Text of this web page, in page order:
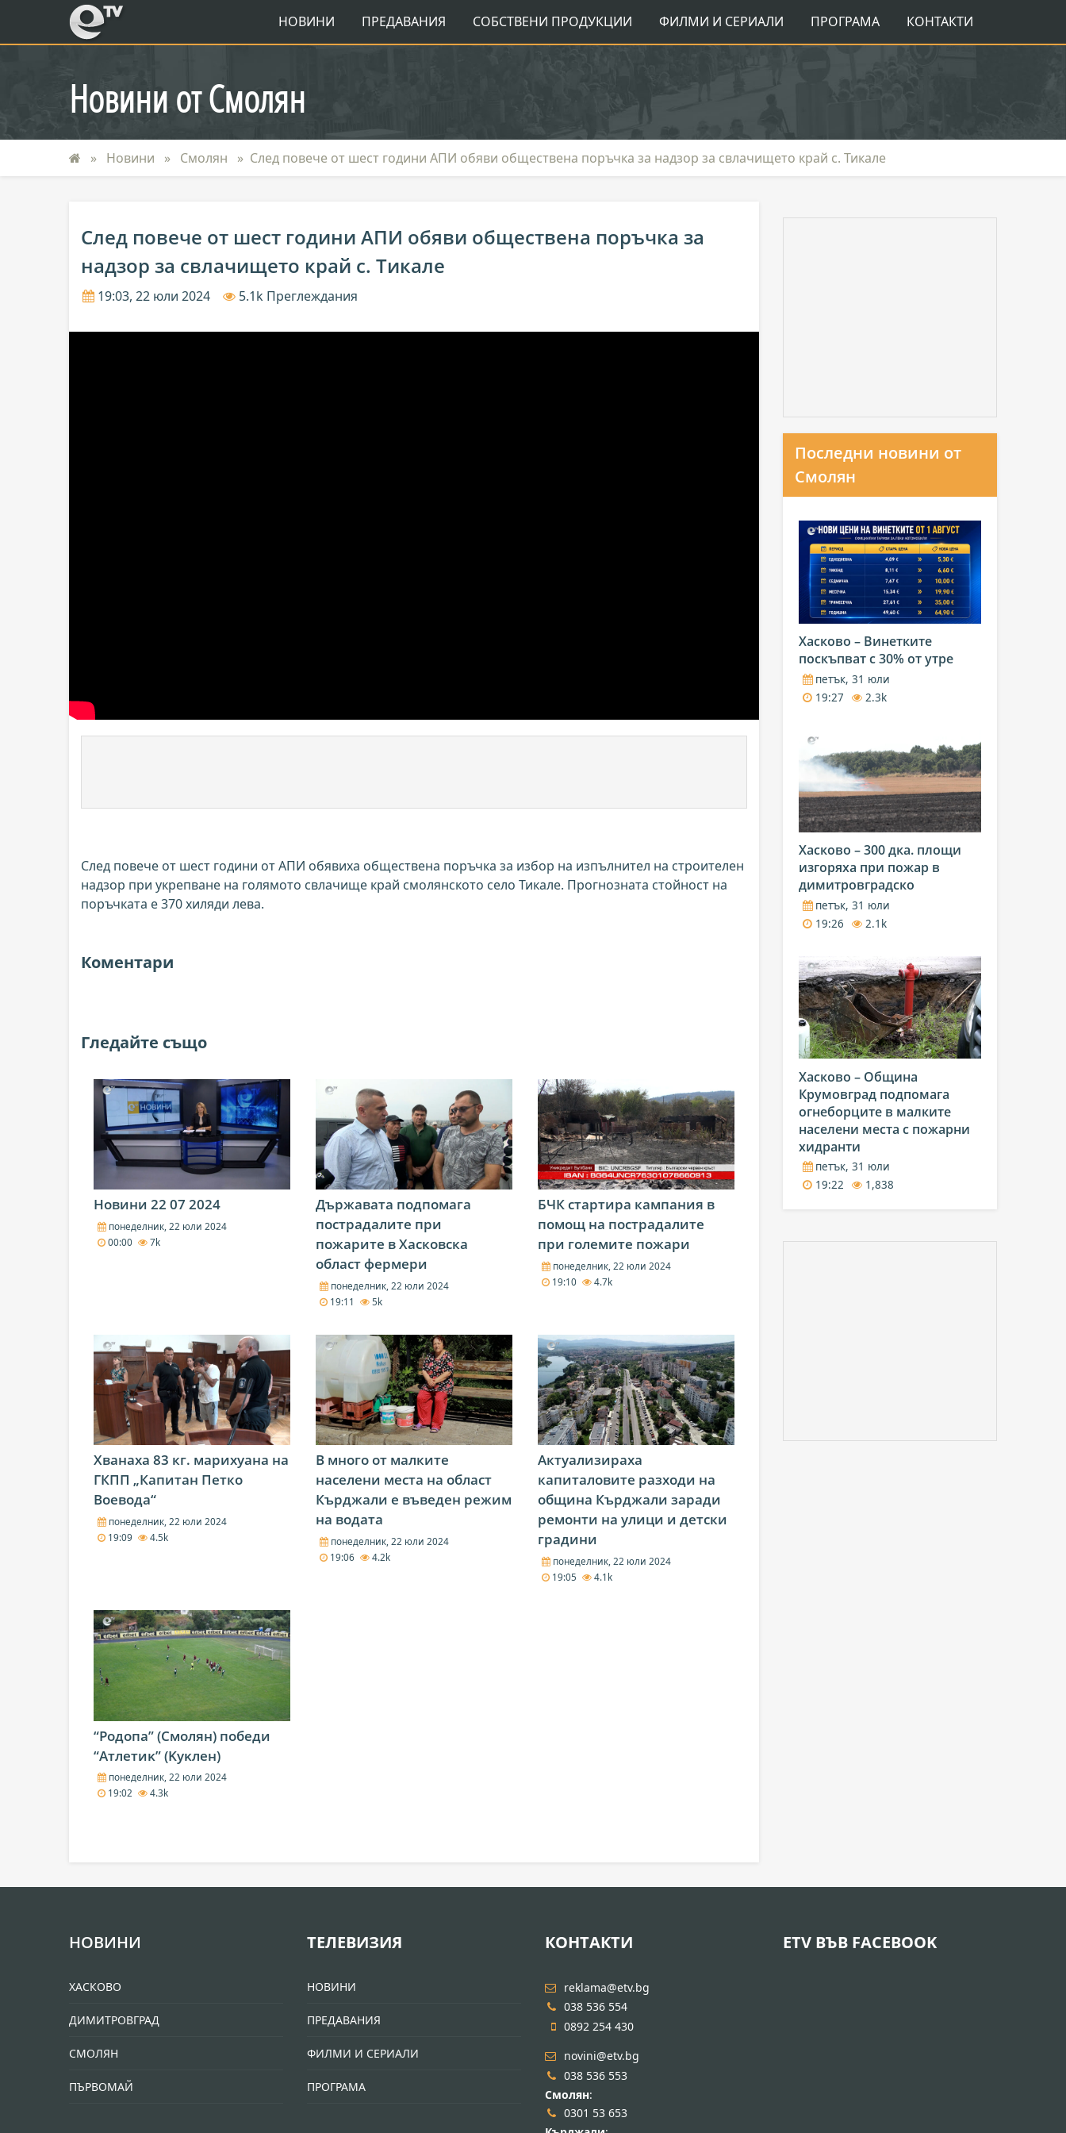
eTV НОВИНИ ПРЕДАВАНИЯ СОБСТВЕНИ ПРОДУКЦИИ ФИЛМИ И СЕРИАЛИ ПРОГРАМА КОНТАКТИ
Новини от Смолян
Новини Смолян След повече от шест години АПИ обяви обществена поръчка за надзор за свлачището край с. Тикале
След повече от шест години АПИ обяви обществена поръчка за
надзор за свлачището край с. Тикале
19:03, 22 юли 2024 5.1k Преглеждания
След повече от шест години от АПИ обявиха обществена поръчка за избор на изпълнител на строителен
надзор при укрепване на голямото свлачище край смолянското село Тикале. Прогнозната стойност на
поръчката е 370 хиляди лева.
Коментари
Гледайте също
Новини 22 07 2024
понеделник, 22 юли 2024
00:00
7k
Държавата подпомага
пострадалите при
пожарите в Хасковска
област фермери
понеделник, 22 юли 2024
19:11
5k
БЧК стартира кампания в
помощ на пострадалите
при големите пожари
понеделник, 22 юли 2024
19:10
4.7k
Хванаха 83 кг. марихуана на
ГКПП „Капитан Петко
Воевода“
понеделник, 22 юли 2024
19:09
4.5k
В много от малките
населени места на област
Кърджали е въведен режим
на водата
понеделник, 22 юли 2024
19:06
4.2k
Актуализираха
капиталовите разходи на
община Кърджали заради
ремонти на улици и детски
градини
понеделник, 22 юли 2024
19:05
4.1k
“Poдoпa” (Cмoлян) пoбeди
“Aтлeтиĸ” (Kyĸлeн)
понеделник, 22 юли 2024
19:02
4.3k
Последни новини от
Смолян
Хасково – Винетките
поскъпват с 30% от утре
петък, 31 юли
19:27
2.3k
Хасково – 300 дка. площи
изгоряха при пожар в
димитровградско
петък, 31 юли
19:26
2.1k
Хасково – Община
Крумовград подпомага
огнеборците в малките
населени места с пожарни
хидранти
петък, 31 юли
19:22
1,838
НОВИНИ
ХАСКОВО
ДИМИТРОВГРАД
СМОЛЯН
ПЪРВОМАЙ
ТЕЛЕВИЗИЯ
НОВИНИ
ПРЕДАВАНИЯ
ФИЛМИ И СЕРИАЛИ
ПРОГРАМА
КОНТАКТИ
reklama@etv.bg
038 536 554
0892 254 430
novini@etv.bg
038 536 553
Смолян:
0301 53 653
ETV ВЪВ FACEBOOK